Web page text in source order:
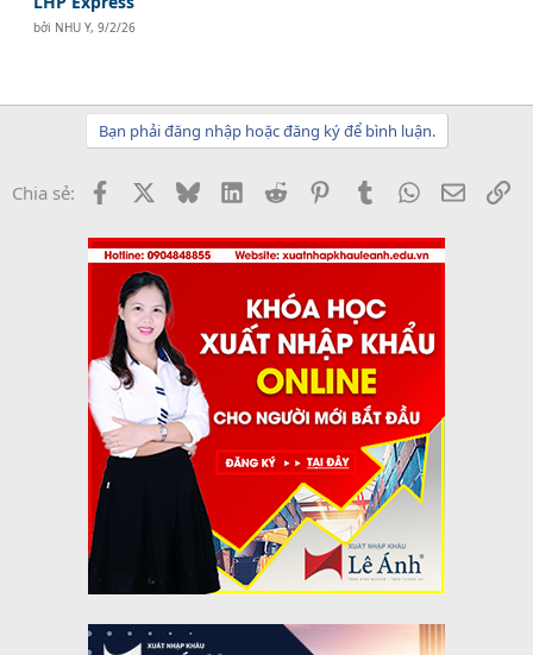
bởi NHU Y,9/2/26
Bạn phải đăng nhập hoặc đăng ký để bình luận.
Chia sẻ: Facebook BlueskyLinkedInReddit PinterestTumblrWhatsApp
Email